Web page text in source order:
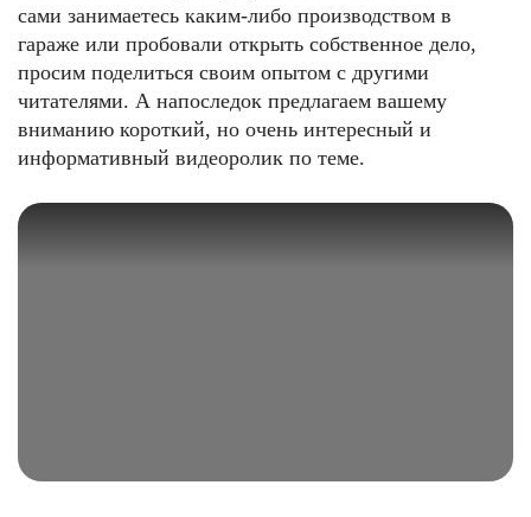
сами занимаетесь каким-либо производством в
гараже или пробовали открыть собственное дело,
просим поделиться своим опытом с другими
читателями. А напоследок предлагаем вашему
вниманию короткий, но очень интересный и
информативный видеоролик по теме.